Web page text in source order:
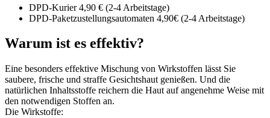
DPD-Kurier 4,90 € (2-4 Arbeitstage)
DPD-Paketzustellungsautomaten 4,90€ (2-4 Arbeitstage)
Warum ist es effektiv?
Eine besonders effektive Mischung von Wirkstoffen lässt Sie
saubere, frische und straffe Gesichtshaut genießen. Und die
natürlichen Inhaltsstoffe reichern die Haut auf angenehme Weise mit
den notwendigen Stoffen an.
Die Wirkstoffe: